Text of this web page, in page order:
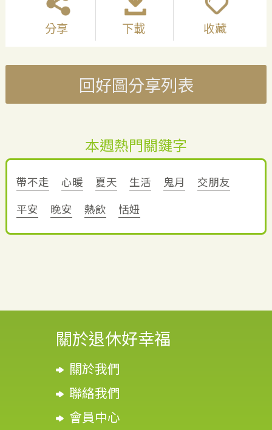
分享 下載 收藏
回好圖分享列表
本週熱門關鍵字
帶不走 心暖 夏天 生活 鬼月
交朋友
平安
晚安 熱飲 恬妞
關於退休好幸福
關於我們
聯絡我們
會員中心